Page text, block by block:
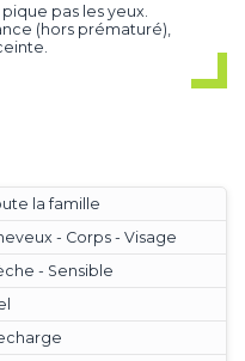
pas les yeux.
(hors prématuré),
la famille
- Corps - Visage
- Sensible